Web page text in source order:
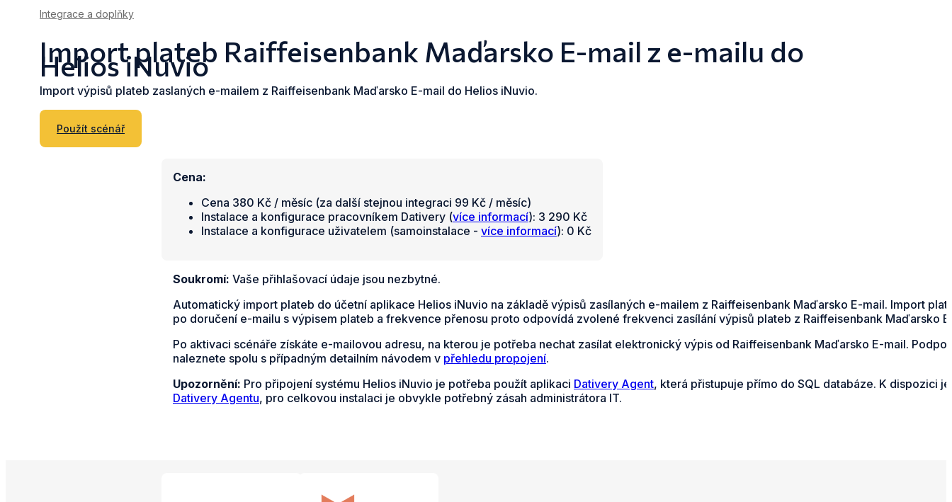
Integrace a doplňky
Import plateb Raiffeisenbank Maďarsko E-mail z e-mailu do
Helios iNuvio
Import výpisů plateb zaslaných e-mailem z Raiffeisenbank Maďarsko E-mail do Helios iNuvio.
Použít scénář
Cena:
Cena 380 Kč / měsíc (za další stejnou integraci 99 Kč / měsíc)
Instalace a konfigurace pracovníkem Dativery (více informací): 3 290 Kč
Instalace a konfigurace uživatelem (samoinstalace - více informací): 0 Kč
Soukromí: Vaše přihlašovací údaje jsou nezbytné.
Automatický import plateb do účetní aplikace Helios iNuvio na základě výpisů zasílaných e-mailem z Raiffeisenbank Maďarsko E-mail. Import
po doručení e-mailu s výpisem plateb a frekvence přenosu proto odpovídá zvolené frekvenci zasílání výpisů plateb z Raiffeisenbank Maďarsko
Po aktivaci scénáře získáte e-mailovou adresu, na kterou je potřeba nechat zasílat elektronický výpis od Raiffeisenbank Maďarsko E-mail.
naleznete spolu s případným detailním návodem v přehledu propojení.
Upozornění: Pro připojení systému Helios iNuvio je potřeba použít aplikaci Dativery Agent, která přistupuje přímo do SQL databáze. K dispozici
Dativery Agentu, pro celkovou instalaci je obvykle potřebný zásah administrátora IT.
Propojené aplikace a služby